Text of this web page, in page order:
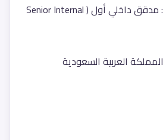
🔹 المسمى الوظيفي: مدقق داخلي أول (Senior Internal
العربية السعودية